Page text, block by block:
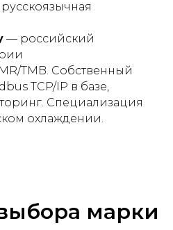
— российский
TMB. Собственный
TCP/IP в базе,
Специализация
охлаждении.
марки